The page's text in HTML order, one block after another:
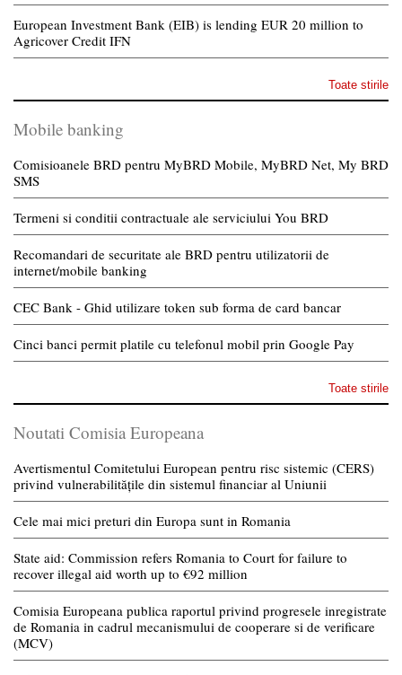
European Investment Bank (EIB) is lending EUR 20 million to
Agricover Credit IFN
Toate stirile
Mobile banking
Comisioanele BRD pentru MyBRD Mobile, MyBRD Net, My BRD
SMS
Termeni si conditii contractuale ale serviciului You BRD
Recomandari de securitate ale BRD pentru utilizatorii de
internet/mobile banking
CEC Bank - Ghid utilizare token sub forma de card bancar
Cinci banci permit platile cu telefonul mobil prin Google Pay
Toate stirile
Noutati Comisia Europeana
Avertismentul Comitetului European pentru risc sistemic (CERS)
privind vulnerabilitățile din sistemul financiar al Uniunii
Cele mai mici preturi din Europa sunt in Romania
State aid: Commission refers Romania to Court for failure to
recover illegal aid worth up to €92 million
Comisia Europeana publica raportul privind progresele inregistrate
de Romania in cadrul mecanismului de cooperare si de verificare
(MCV)